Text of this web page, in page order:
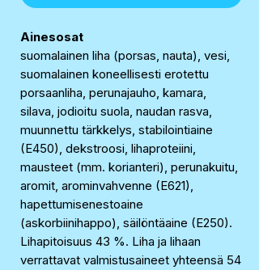
Ainesosat
suomalainen liha (porsas, nauta), vesi,
suomalainen koneellisesti erotettu
porsaanliha, perunajauho, kamara,
silava, jodioitu suola, naudan rasva,
muunnettu tärkkelys, stabilointiaine
(E450), dekstroosi, lihaproteiini,
mausteet (mm. korianteri), perunakuitu,
aromit, arominvahvenne (E621),
hapettumisenestoaine
(askorbiinihappo), säilöntäaine (E250).
Lihapitoisuus 43 %. Liha ja lihaan
verrattavat valmistusaineet yhteensä 54